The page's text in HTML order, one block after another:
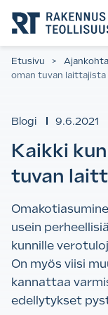
suoraan
sisältöön.
Etusivu >
oman tuvan laittajista
Blogi 9.6.2021
Kaikki
tuvan
usein
kunnille
On myös viisi
kannattaa
edellytykset